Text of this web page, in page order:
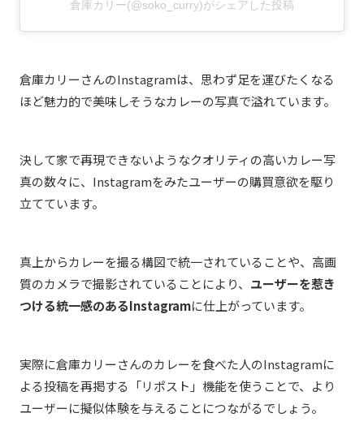
倉庫カリー(@soko_curry)がシェアした投稿
倉庫カリーさんのInstagramは、思わず足を運びたくなる
ほど魅力的で美味しそうなカレーの写真で溢れています。
決して家で再現できないようなクオリティの高いカレー写
真の数々に、Instagramをみたユーザーの購買意欲を駆り
立てています。
真上からカレーを撮る構図で統一されていることや、高画
質のカメラで撮影されていることにより、 ユーザーを惹き
つける統一感のあるInstagramに仕上がっています。
実際に倉庫カリーさんのカレーを食べた人のInstagramに
よる投稿を再掲する「リポスト」機能を使うことで、より
ユーザーに擬似体験を与えることにつながるでしょう。